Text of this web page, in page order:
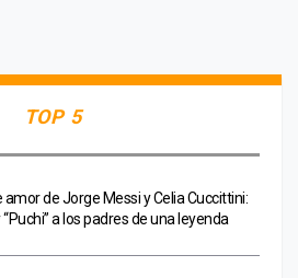
TOP 5
amor de Jorge Messi y Celia Cuccittini:
“Puchi” a los padres de una leyenda